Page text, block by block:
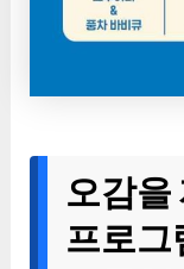
오감을
프로그